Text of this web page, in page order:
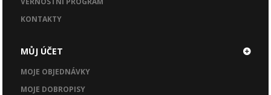
KONTAKTY
MŮJ ÚČET
MOJE OBJEDNÁVKY
MOJE DOBROPISY